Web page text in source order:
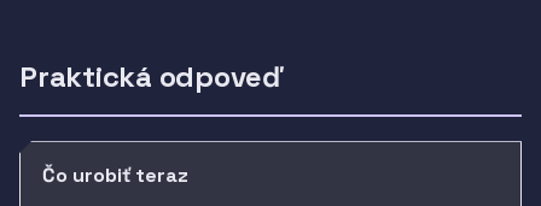
Praktická odpoveď
Čo urobiť teraz